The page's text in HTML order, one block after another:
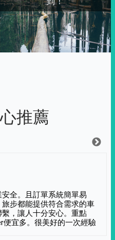
推薦
全。且訂單系統簡單易
步都能提供符合需求的車
，讓人十分安心。重點
便宜多。很美好的一次經驗